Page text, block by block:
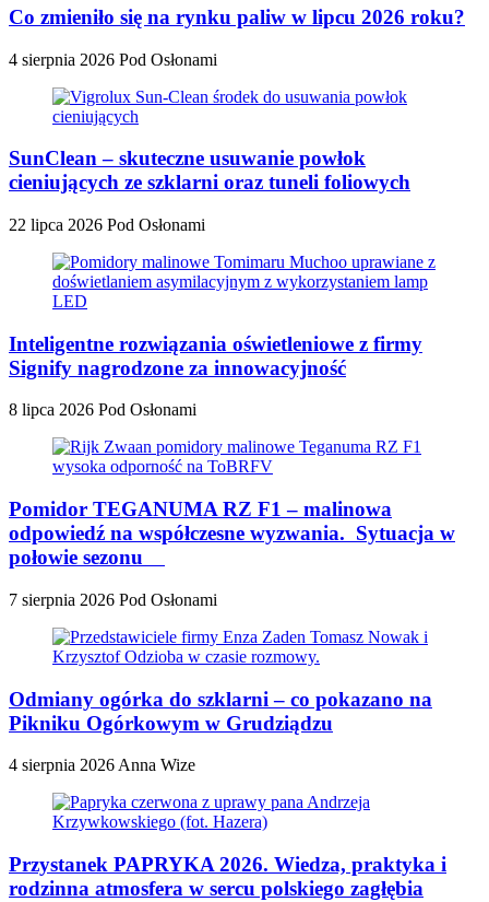
Co zmieniło się na rynku paliw w lipcu 2026 roku?
4 sierpnia 2026 Pod Osłonami
SunClean – skuteczne usuwanie powłok
cieniujących ze szklarni oraz tuneli foliowych
22 lipca 2026 Pod Osłonami
Inteligentne rozwiązania oświetleniowe z firmy
Signify nagrodzone za innowacyjność
8 lipca 2026 Pod Osłonami
Pomidor TEGANUMA RZ F1 – malinowa
odpowiedź na współczesne wyzwania. Sytuacja w
połowie sezonu
7 sierpnia 2026 Pod Osłonami
Odmiany ogórka do szklarni – co pokazano na
Pikniku Ogórkowym w Grudziądzu
4 sierpnia 2026 Anna Wize
Przystanek PAPRYKA 2026. Wiedza, praktyka i
rodzinna atmosfera w sercu polskiego zagłębia